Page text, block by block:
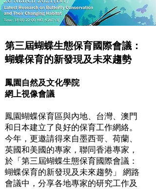
第三屆蝴蝶生態保育國際會議：
蝴蝶保育的新發現及未來趨勢
鳳園自然及文化學院
網上視像會議
鳳園蝴蝶保育區與內地、台灣、澳門
和日本建立了良好的保育工作網絡。
今年，更邀請得來自墨西哥、荷蘭、
英國和美國的專家，聯同香港專家，
於「第三屆蝴蝶生態保育國際會議：
蝴蝶保育的新發現及未來趨勢」 網路
會議中，分享各地專家的研究工作及